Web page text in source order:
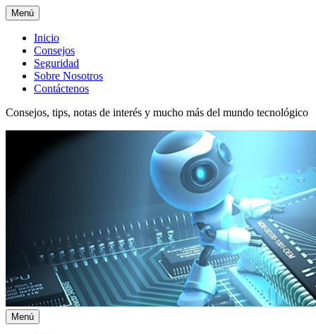
Menú
Menú
superior
Inicio
Consejos
Seguridad
Sobre Nosotros
Contáctenos
Consejos, tips, notas de interés y mucho más del mundo tecnológico
Menú